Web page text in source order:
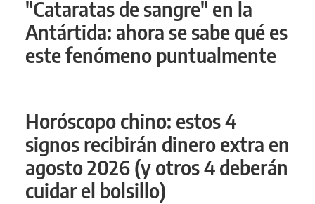
"Cataratas de sangre" en la
Antártida: ahora se sabe qué es
este fenómeno puntualmente
Horóscopo chino: estos 4
signos recibirán dinero extra en
agosto 2026 (y otros 4 deberán
cuidar el bolsillo)